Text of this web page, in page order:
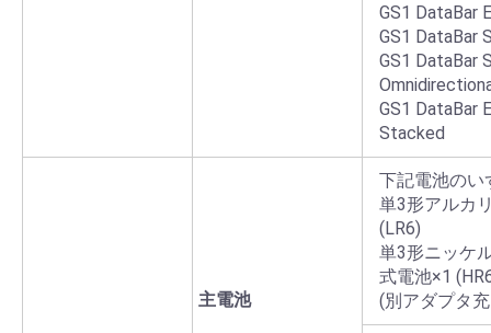
GS1 DataBar
GS1 DataBar
GS1 DataBar
GS1 DataBar
Stacked
主電池
下記電池のい
単3形アルカ
(LR6)
単3形ニッケ
式電池×1
(別アダプタ